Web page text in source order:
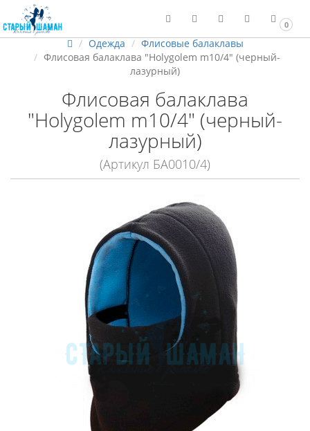
0
Одежда
Флисовые балаклавы
Флисовая балаклава "Holygolem m10/4" (черный-
лазурный)
Флисовая балаклава
"Holygolem m10/4" (черный-
лазурный)
(Артикул БА0010/4)